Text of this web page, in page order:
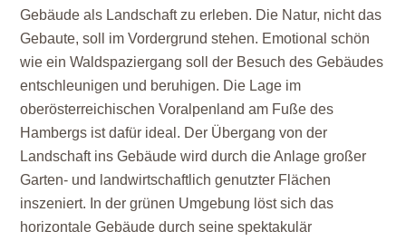
Gebäude als Landschaft zu erleben. Die Natur, nicht das
Gebaute, soll im Vordergrund stehen. Emotional schön
wie ein Waldspaziergang soll der Besuch des Gebäudes
entschleunigen und beruhigen. Die Lage im
oberösterreichischen Voralpenland am Fuße des
Hambergs ist dafür ideal. Der Übergang von der
Landschaft ins Gebäude wird durch die Anlage großer
Garten- und landwirtschaftlich genutzter Flächen
inszeniert. In der grünen Umgebung löst sich das
horizontale Gebäude durch seine spektakulär